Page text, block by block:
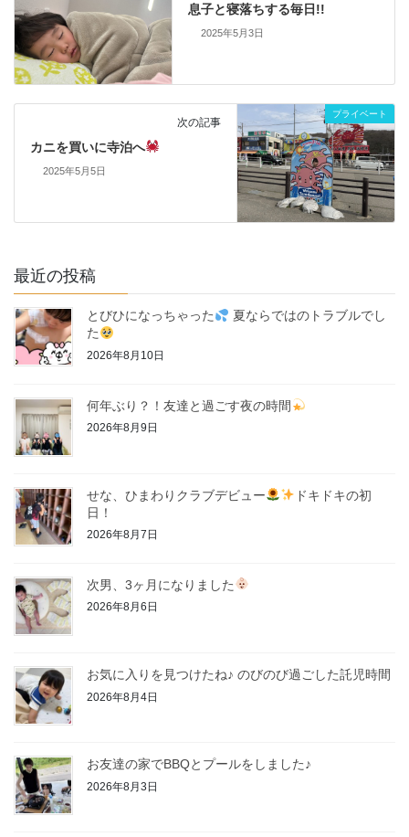
息子と寝落ちする毎日!!
2025年5月3日
プライベート
次の記事
カニを買いに寺泊へ
2025年5月5日
最近の投稿
とびひになっちゃった
夏ならではのトラブルでし
た
2026年8月10日
何年ぶり？！友達と過ごす夜の時間
2026年8月9日
せな、ひまわりクラブデビュー
ドキドキの初
日！
2026年8月7日
次男、3ヶ月になりました
2026年8月6日
お気に入りを見つけたね♪ のびのび過ごした託児時間
2026年8月4日
お友達の家でBBQとプールをしました♪
2026年8月3日